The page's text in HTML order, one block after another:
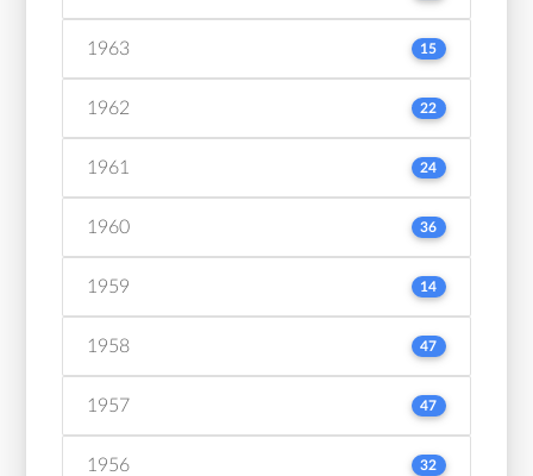
1963 15
1962 22
1961 24
1960 36
1959 14
1958 47
1957 47
1956 32